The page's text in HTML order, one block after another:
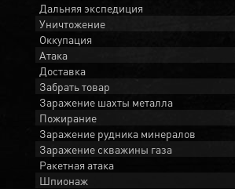
Дальняя экспедиция
Уничтожение
Оккупация
Атака
Доставка
Забрать товар
Заражение шахты металла
Пожирание
Заражение рудника минералов
Заражение скважины газа
Ракетная атака
Шпионаж